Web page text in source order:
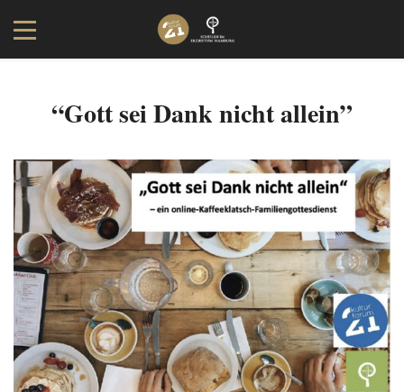
“Gott sei Dank nicht allein”